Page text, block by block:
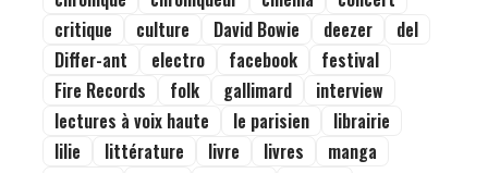
critique
culture David Bowie deezer
del
Differ-ant
electro facebook
festival
Fire Records
folk gallimard
interview
lectures à voix haute
le parisien
librairie
lilie
littérature livre livres
manga